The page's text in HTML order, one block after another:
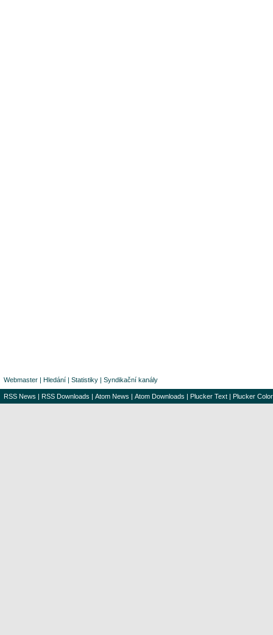
Webmaster | Hledání | Statistiky | Syndikační kanály
RSS News | RSS Downloads | Atom News | Atom Downloads | Plucker Text | Plucker Color